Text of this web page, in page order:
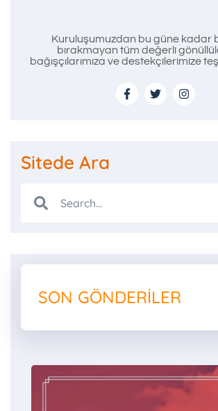
Kuruluşumuzdan bu güne kadar
bırakmayan tüm değerli
bağışçılarımıza ve destekçilerimize
Sitede Ara
SON GÖNDERILER